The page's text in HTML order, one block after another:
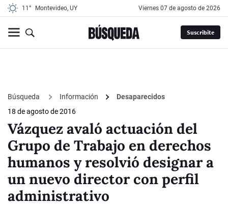
11° Montevideo, UY viernes 07 de agosto de 2026
Suscribite
Búsqueda Información
Desaparecidos
18 de agosto de 2016
Vázquez avaló actuación del
Grupo de Trabajo en derechos
humanos y resolvió designar a
un nuevo director con perfil
administrativo